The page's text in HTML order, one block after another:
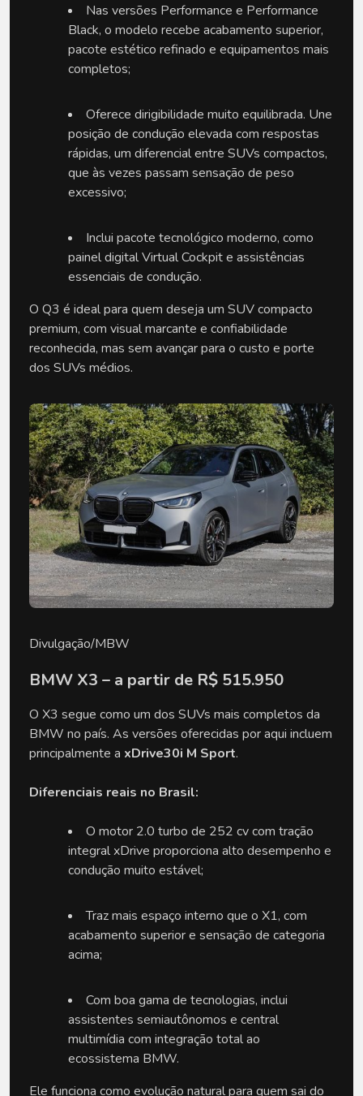
Nas versões Performance e Performance
Black, o modelo recebe acabamento superior,
pacote estético refinado e equipamentos mais
completos;
Oferece dirigibilidade muito equilibrada. Une
posição de condução elevada com respostas
rápidas, um diferencial entre SUVs compactos,
que às vezes passam sensação de peso
excessivo;
Inclui pacote tecnológico moderno, como
painel digital Virtual Cockpit e assistências
essenciais de condução.
O Q3 é ideal para quem deseja um SUV compacto
premium, com visual marcante e confiabilidade
reconhecida, mas sem avançar para o custo e porte
dos SUVs médios.
Divulgação/MBW
BMW X3 – a partir de R$ 515.950
O X3 segue como um dos SUVs mais completos da
BMW no país. As versões oferecidas por aqui incluem
principalmente a xDrive30i M Sport.
Diferenciais reais no Brasil:
O motor 2.0 turbo de 252 cv com tração
integral xDrive proporciona alto desempenho e
condução muito estável;
Traz mais espaço interno que o X1, com
acabamento superior e sensação de categoria
acima;
Com boa gama de tecnologias, inclui
assistentes semiautônomos e central
multimídia com integração total ao
ecossistema BMW.
Ele funciona como evolução natural para quem sai do